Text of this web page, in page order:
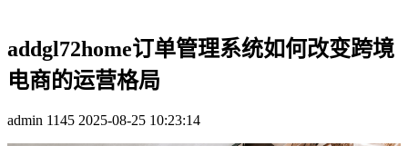
addgl72home订单管理系统如何改变跨境
电商的运营格局
admin 1145 2025-08-25 10:23:14